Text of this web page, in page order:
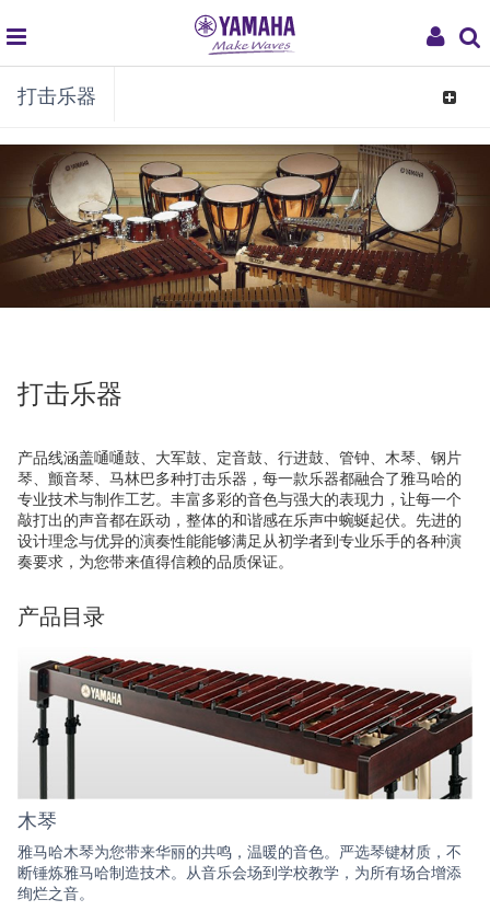
My
global
navigation
打击乐器
Toggle
打击乐器
产品线涵盖嗵嗵鼓、大军鼓、定音鼓、行进鼓、管钟、木琴、钢片
琴、颤音琴、马林巴多种打击乐器，每一款乐器都融合了雅马哈的
专业技术与制作工艺。丰富多彩的音色与强大的表现力，让每一个
敲打出的声音都在跃动，整体的和谐感在乐声中蜿蜒起伏。先进的
设计理念与优异的演奏性能能够满足从初学者到专业乐手的各种演
奏要求，为您带来值得信赖的品质保证。
产品目录
木琴
雅马哈木琴为您带来华丽的共鸣，温暖的音色。严选琴键材质，不
断锤炼雅马哈制造技术。从音乐会场到学校教学，为所有场合增添
绚烂之音。